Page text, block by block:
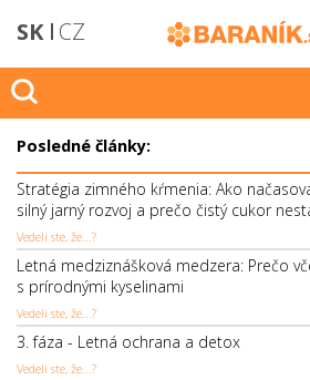
SK CZ
Posledné články:
Stratégia zimného kŕmenia: Ako
silný jarný rozvoj a prečo čistý cukor
Vedeli ste, že...?
Letná medziznášková medzera: Prečo
s prírodnými kyselinami
Vedeli ste, že...?
3. fáza - Letná ochrana a detox
Vedeli ste, že...?